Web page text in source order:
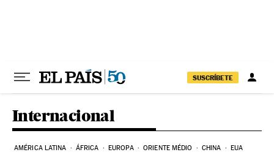
SUSCRÍBETE
Internacional
AMÉRICA LATINA ÁFRICA EUROPA ORIENTE MÉDIO CHINA EUA